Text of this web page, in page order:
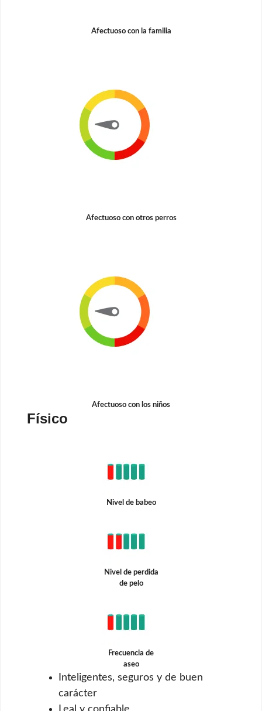
Afectuoso con la familia
Afectuoso con otros perros
Afectuoso con los niños
Físico
Nivel de babeo
Nivel de perdida
de pelo
Frecuencia de
aseo
Inteligentes, seguros y de buen
carácter